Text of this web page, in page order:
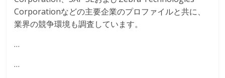
Corporationなどの主要企業のプロファイルと共に、
業界の競争環境も調査しています。
…
…